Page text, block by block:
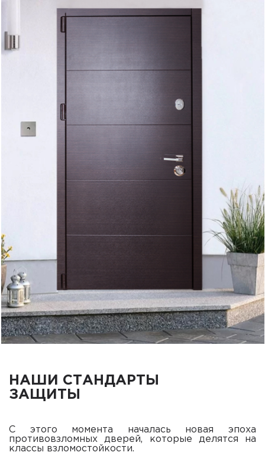
НАШИ СТАНДАРТЫ
ЗАЩИТЫ
С этого момента началась новая эпоха
противовзломных дверей, которые делятся на
классы взломостойкости.